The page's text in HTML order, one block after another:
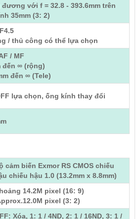
với f = 32.8 - 393.6mm trên
35mm (3: 2)
/ thủ công có thể lựa chọn
/ MF
đến ∞ (rộng)
đến ∞ (Tele)
lựa chọn, ống kính thay đổi
cảm biến Exmor RS CMOS chiếu
chiếu hậu 1.0 (13.2mm x 8.8mm)
14.2M pixel (16: 9)
pixel (3: 2)
Xóa, 1: 1 / 4ND, 2: 1 / 16ND, 3: 1 /